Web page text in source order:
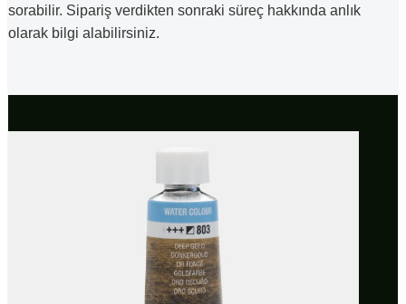
sorabilir. Sipariş verdikten sonraki süreç hakkında anlık
olarak bilgi alabilirsiniz.